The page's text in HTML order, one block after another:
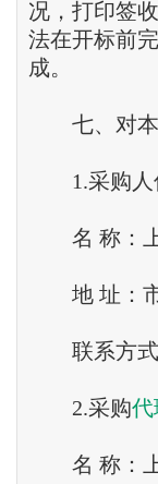
况，打印签
法在开标前
成。
七、对本
1.采购人
名 称：上
地 址：市
联系方式：
2.采购代
名 称：上